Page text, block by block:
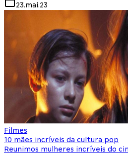
23.mai.23
Filmes
10 mães incríveis da cultura pop
Reunimos mulheres incríveis do